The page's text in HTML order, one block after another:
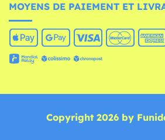
MOYENS DE PAIEMENT ET
Copyright 2026 by